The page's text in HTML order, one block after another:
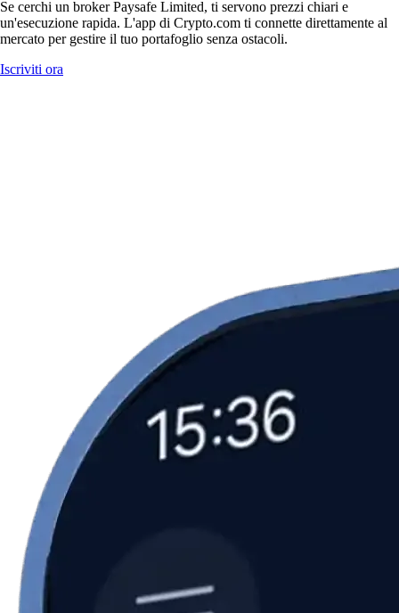
Se cerchi un broker Paysafe Limited, ti servono prezzi chiari e
un'esecuzione rapida. L'app di Crypto.com ti connette direttamente al
mercato per gestire il tuo portafoglio senza ostacoli.
Iscriviti ora